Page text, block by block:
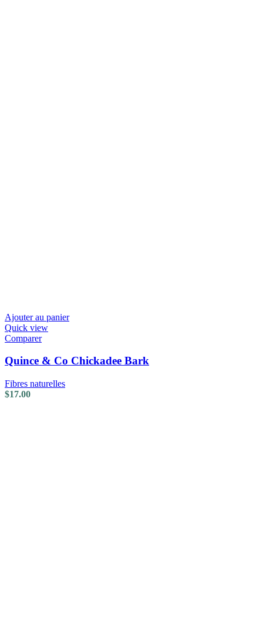
Ajouter au panier
Quick view
Comparer
Quince & Co Chickadee Bark
Fibres naturelles
$17.00